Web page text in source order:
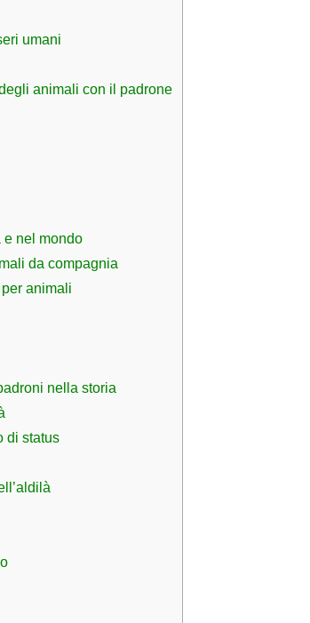
umani
animali con il padrone
e nel mondo
da compagnia
animali
nella storia
di status